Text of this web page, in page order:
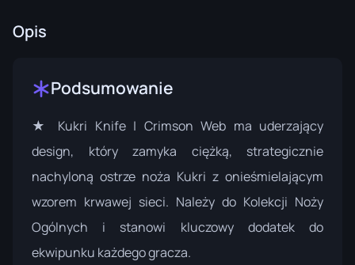
Opis
Podsumowanie
★ Kukri Knife | Crimson Web ma uderzający
design, który zamyka ciężką, strategicznie
nachyloną ostrze noża Kukri z onieśmielającym
wzorem krwawej sieci. Należy do Kolekcji Noży
Ogólnych i stanowi kluczowy dodatek do
ekwipunku każdego gracza.